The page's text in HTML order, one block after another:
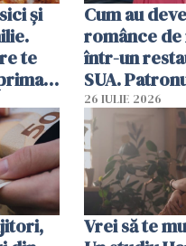
și
te
Cum au
românce
într-un
SUA.
ce o să mă
26 IULIE 2026
Vrei să te